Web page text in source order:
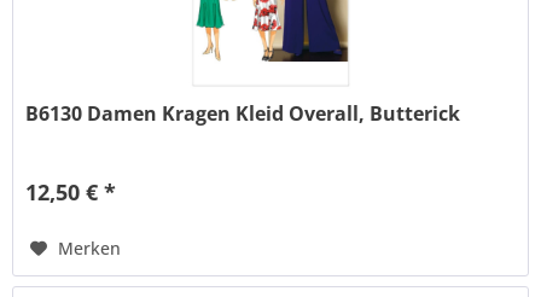
B6130 Damen Kragen Kleid Overall, Butterick
12,50 € *
Merken